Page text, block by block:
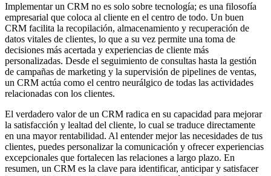
Implementar un CRM no es solo sobre tecnología; es una filosofía
empresarial que coloca al cliente en el centro de todo. Un buen
CRM facilita la recopilación, almacenamiento y recuperación de
datos vitales de clientes, lo que a su vez permite una toma de
decisiones más acertada y experiencias de cliente más
personalizadas. Desde el seguimiento de consultas hasta la gestión
de campañas de marketing y la supervisión de pipelines de ventas,
un CRM actúa como el centro neurálgico de todas las actividades
relacionadas con los clientes.
El verdadero valor de un CRM radica en su capacidad para mejorar
la satisfacción y lealtad del cliente, lo cual se traduce directamente
en una mayor rentabilidad. Al entender mejor las necesidades de tus
clientes, puedes personalizar la comunicación y ofrecer experiencias
excepcionales que fortalecen las relaciones a largo plazo. En
resumen, un CRM es la clave para identificar, anticipar y satisfacer